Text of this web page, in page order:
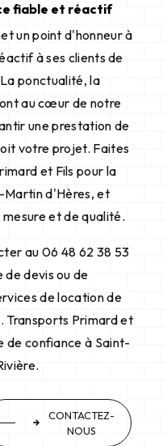
fiable et réactif
un point d'honneur à
à ses clients de
ponctualité, la
au cœur de notre
une prestation de
votre projet. Faites
et Fils pour la
Martin d'Hères, et
et de qualité.
au 06 48 62 38 53
devis ou de
de location de
Transports Primard et
de confiance à Saint-
CONTACTEZ-
NOUS